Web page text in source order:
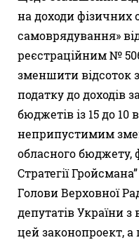
на доходи фізичних
самоврядування»
реєстраційним №
зменшити відсоток
податку до доходів
бюджетів із 15 до
неприпустимим
обласного бюджету,
Стратегії
Голови Верховної
депутатів України
цей законопроект,